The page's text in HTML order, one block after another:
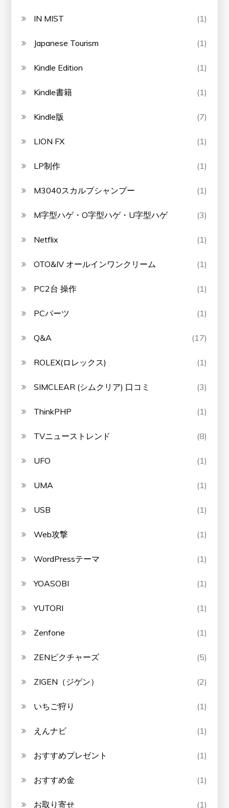
IN MIST (1)
Japanese Tourism (1)
Kindle Edition (1)
Kindle書籍 (1)
Kindle版 (7)
LION FX (1)
LP制作 (1)
M3040スカルプシャンプー (1)
M字型ハゲ・O字型ハゲ・U字型ハゲ (3)
Netflix (1)
OTO&IV オールインワンクリーム (1)
PC2台 操作 (1)
PCパーツ (1)
Q&A (17)
ROLEX(ロレックス) (1)
SIMCLEAR (シムクリア) 口コミ (3)
ThinkPHP (1)
TVニューストレンド (8)
UFO (1)
UMA (1)
USB (1)
Web攻撃 (1)
WordPressテーマ (1)
YOASOBI (1)
YUTORI (1)
Zenfone (1)
ZENピクチャーズ (5)
ZIGEN（ジゲン） (2)
いちご狩り (1)
えんナビ (1)
おすすめプレゼント (1)
おすすめ金 (1)
お取り寄せ (1)